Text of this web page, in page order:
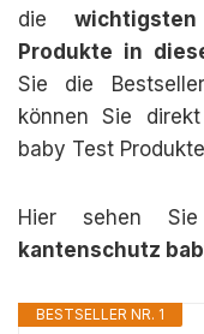
die
Produkte in
Sie die
können Sie
baby Test
Hier sehen
kantenschutz
BESTSELLER NR. 1